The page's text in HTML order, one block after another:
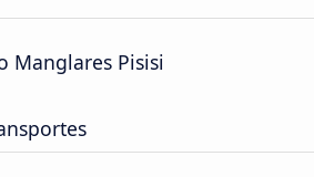
Manglares Pisisi